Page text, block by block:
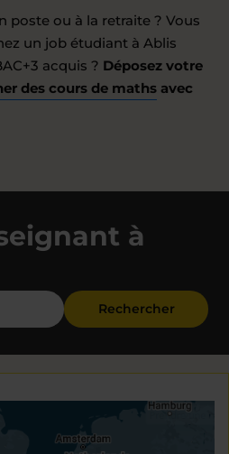
poste ou à la retraite ? Vous
un job étudiant à Ablis
acquis ? Déposez votre
des cours de maths avec
à
Rechercher